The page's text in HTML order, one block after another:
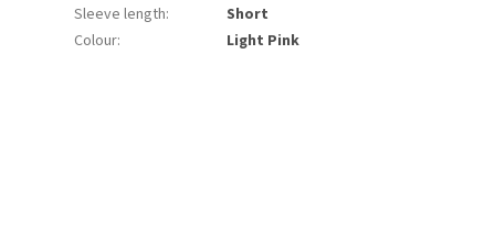
Sleeve length:
Short
Colour: Light Pink